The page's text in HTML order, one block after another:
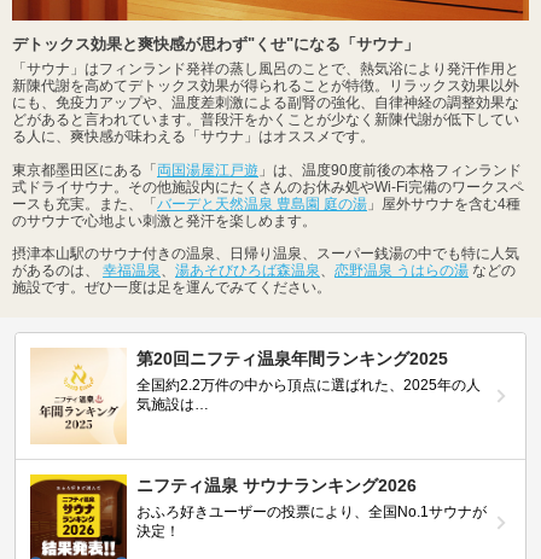
デトックス効果と爽快感が思わず"くせ"になる「サウナ」
「サウナ」はフィンランド発祥の蒸し風呂のことで、熱気浴により発汗作用と
新陳代謝を高めてデトックス効果が得られることが特徴。リラックス効果以外
にも、免疫力アップや、温度差刺激による副腎の強化、自律神経の調整効果な
どがあると言われています。普段汗をかくことが少なく新陳代謝が低下してい
る人に、爽快感が味わえる「サウナ」はオススメです。
東京都墨田区にある「 両国湯屋江戸遊 」は、温度90度前後の本格フィンランド
式ドライサウナ。その他施設内にたくさんのお休み処やWi-Fi完備のワークスペ
ースも充実。また、「 バーデと天然温泉 豊島園 庭の湯 」屋外サウナを含む4種
のサウナで心地よい刺激と発汗を楽しめます。
摂津本山駅のサウナ付きの温泉、日帰り温泉、スーパー銭湯の中でも特に人気
があるのは、 幸福温泉、 湯あそびひろば森温泉、 恋野温泉 うはらの湯 などの
施設です。ぜひ一度は足を運んでみてください。
第20回ニフティ温泉年間ランキング2025
全国約2.2万件の中から頂点に選ばれた、2025年の人
気施設は…
ニフティ温泉 サウナランキング2026
おふろ好きユーザーの投票により、全国No.1サウナが
決定！